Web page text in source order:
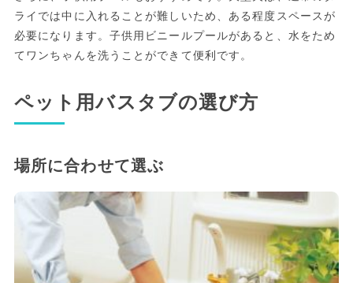
ライでは中に入れることが難しいため、ある程度スペースが
必要になります。子供用ビニールプールがあると、水をため
てワンちゃんを洗うことができて便利です。
ペット用バスタブの選び方
場所に合わせて選ぶ